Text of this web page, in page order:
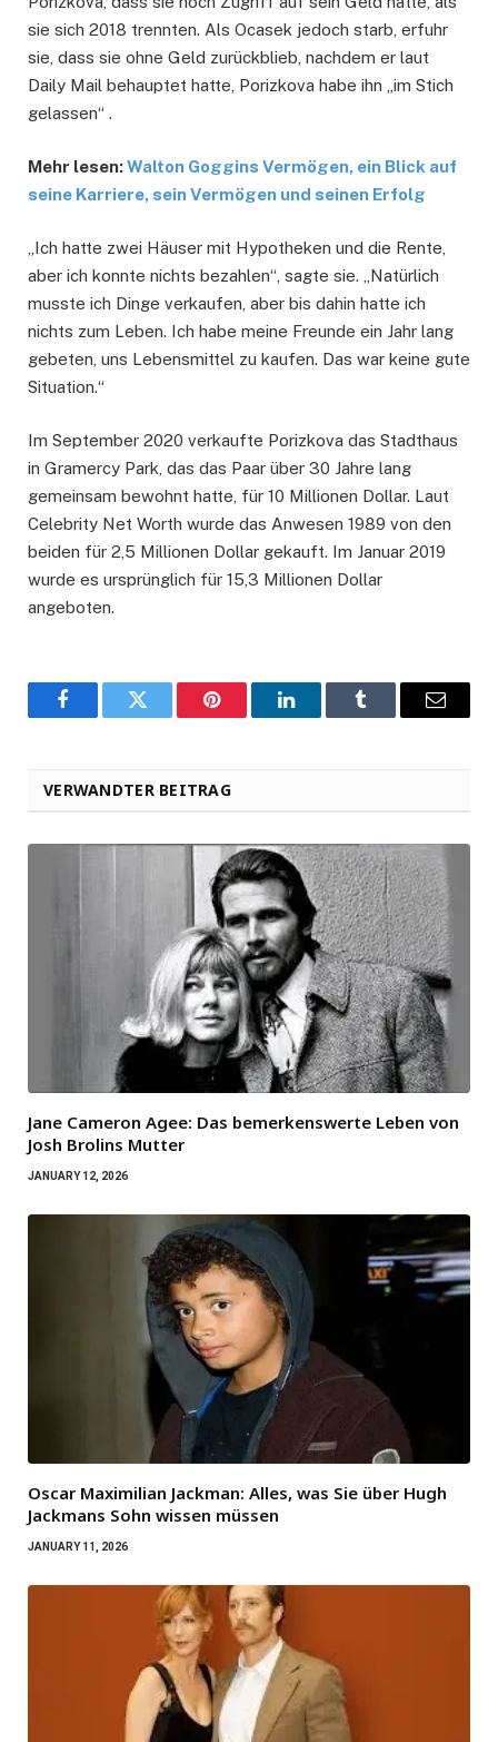
sie sich 2018 trennten. Als Ocasek jedoch starb, erfuhr
sie, dass sie ohne Geld zurückblieb, nachdem er laut
Daily Mail behauptet hatte, Porizkova habe ihn „im Stich
gelassen“ .
Mehr lesen:Walton Goggins Vermögen, ein Blick auf
seine Karriere, sein Vermögen und seinen Erfolg
„Ich hatte zwei Häuser mit Hypotheken und die Rente,
aber ich konnte nichts bezahlen“, sagte sie. „Natürlich
musste ich Dinge verkaufen, aber bis dahin hatte ich
nichts zum Leben. Ich habe meine Freunde ein Jahr lang
gebeten, uns Lebensmittel zu kaufen. Das war keine gute
Situation.“
Im September 2020 verkaufte Porizkova das Stadthaus
in Gramercy Park, das das Paar über 30 Jahre lang
gemeinsam bewohnt hatte, für 10 Millionen Dollar. Laut
Celebrity Net Worth wurde das Anwesen 1989 von den
beiden für 2,5 Millionen Dollar gekauft. Im Januar 2019
wurde es ursprünglich für 15,3 Millionen Dollar
angeboten.
FacebookTwitter Pinterest LinkedInTumblr Email
VERWANDTER BEITRAG
Jane Cameron Agee: Das bemerkenswerte Leben von
Josh Brolins Mutter
JANUARY 12, 2026
Oscar Maximilian Jackman: Alles, was Sie über Hugh
Jackmans Sohn wissen müssen
JANUARY 11, 2026